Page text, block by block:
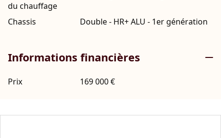
du chauffage
Chassis Double - HR+ ALU - 1er génération
Informations financières
Prix 169 000 €